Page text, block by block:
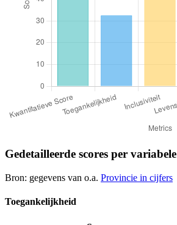
Gedetailleerde scores per variabele
Bron: gegevens van o.a. Provincie in cijfers
Toegankelijkheid